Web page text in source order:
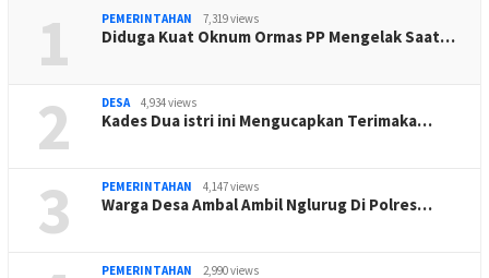
1 PEMERINTAHAN 7,319 views
Diduga Kuat Oknum Ormas PP Mengelak Saat…
2 DESA 4,934 views
Kades Dua istri ini Mengucapkan Terimaka…
3 PEMERINTAHAN 4,147 views
Warga Desa Ambal Ambil Nglurug Di Polres…
PEMERINTAHAN 2,990 views